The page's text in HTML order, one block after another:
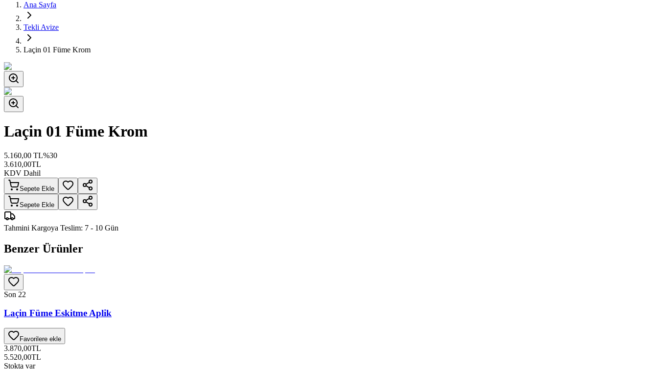
Ana Sayfa
Tekli Avize
Laçin 01 Füme Krom
Laçin 01 Füme Krom
5.160,00 TL%30
3.610,00TL
KDV Dahil
Sepete Ekle
Sepete Ekle
Tahmini Kargoya Teslim: 7 - 10 Gün
Benzer Ürünler
Son 22
Laçin Füme Eskitme Aplik
Favorilere ekle
3.870,00TL
5.520,00TL
Stokta var